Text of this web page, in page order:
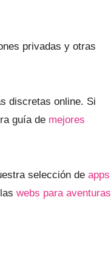
privadas y otras
discretas online. Si
guía de mejores
selección de apps
webs para aventuras